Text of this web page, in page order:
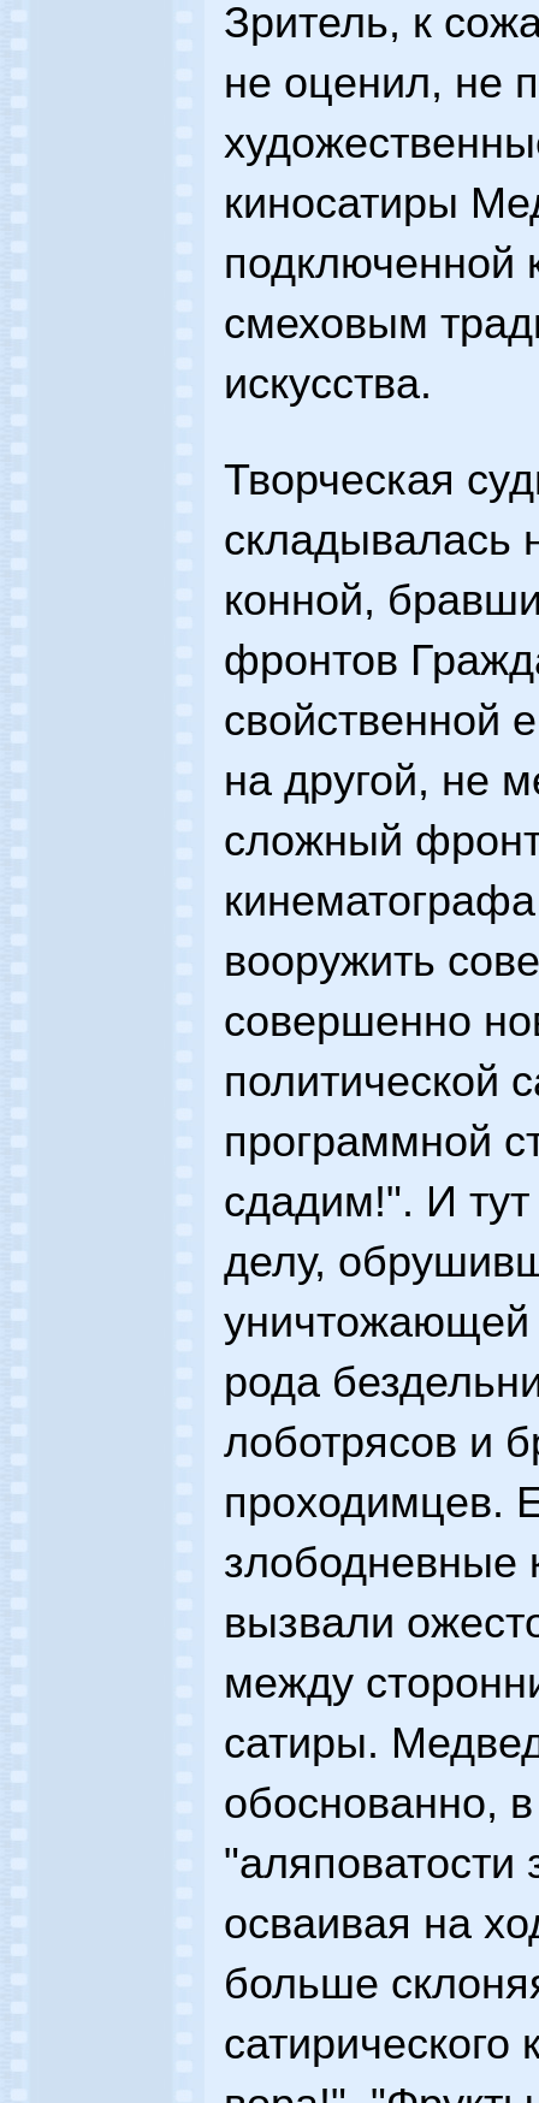
Зритель, к
не оценил, не
киносатиры
подключенной
смеховым
искусства.
Творческая
складывалась
конной,
фронтов
свойственной
на другой, не
сложный фронт
вооружить
совершенно
политической
программной
сдадим!". И
делу,
уничтожающей
рода
лоботрясов и
проходимцев.
злободневные
вызвали
между
сатиры.
обоснованно,
осваивая на
больше